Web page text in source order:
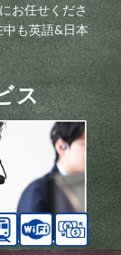
お任せくださ
中も英語&日本
ス